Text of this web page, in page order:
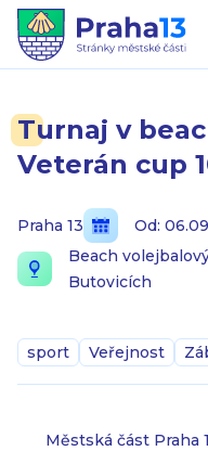
Turnaj v
Veterán cup
Praha 13 Od:
Beach
Butovicích
sport Veřejnost
Městská část Praha